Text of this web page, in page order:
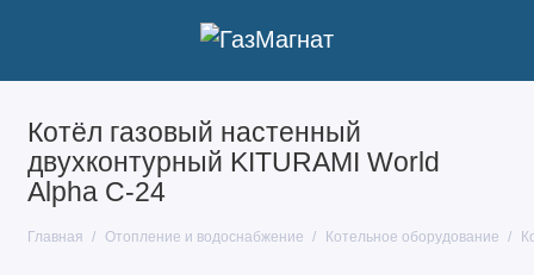
Котёл газовый настенный
двухконтурный KITURAMI World
Alpha C-24
Главная Отопление и водоснабжение Котельное оборудование